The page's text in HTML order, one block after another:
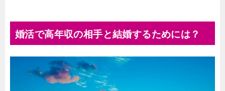
婚活で高年収の相手と結婚するためには？